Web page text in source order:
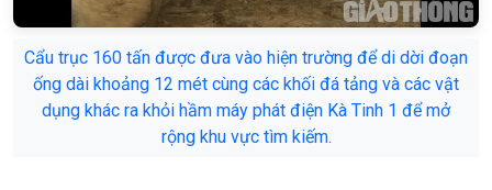
Cẩu trục 160 tấn được đưa vào hiện trường để di dời đoạn
ống dài khoảng 12 mét cùng các khối đá tảng và các vật
dụng khác ra khỏi hầm máy phát điện Kà Tinh 1 để mở
rộng khu vực tìm kiếm.